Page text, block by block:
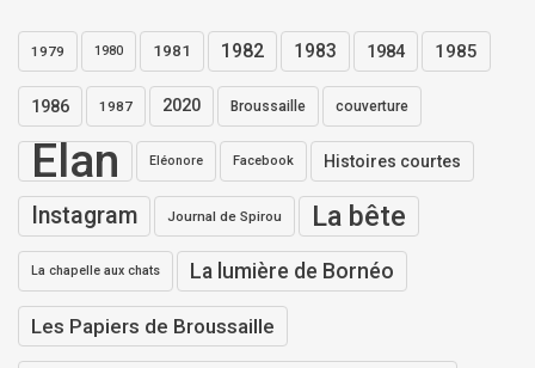
1979 1980 1981 1982 1983 1984 1985
1986 1987 2020 Broussaille couverture
Elan Eléonore Facebook Histoires courtes
Instagram Journal de Spirou La bête
La chapelle aux chats La lumière de Bornéo
Les Papiers de Broussaille